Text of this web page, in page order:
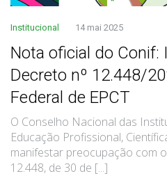
Institucional 14 mai 2025
Nota oficial do Conif:
Decreto nº 12.448/
Federal de EPCT
O Conselho Nacional das
Educação Profissional,
manifestar preocupação com
12.448, de 30 de [...]